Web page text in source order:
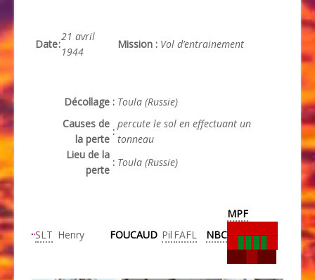
Date:
21 avril
1944
Mission : Vol d’entrainement
Décollage : Toula (Russie)
Causes de
la perte
:
percute le sol en effectuant un
tonneau
Lieu de la
perte
: Toula (Russie)
SLT Henry FOUCAUD Pil FAFL NBC
MPF